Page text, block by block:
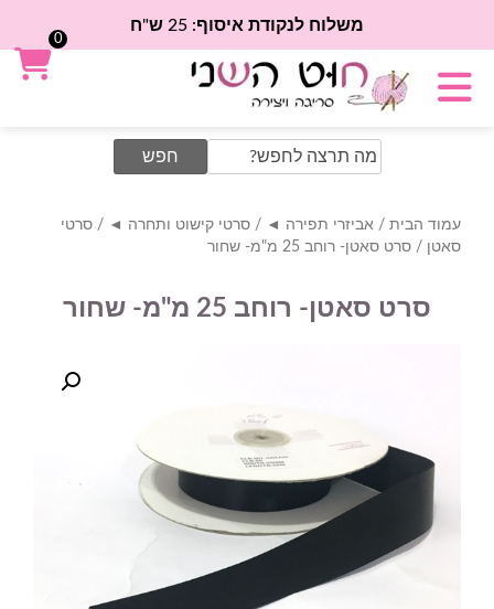
משלוח לנקודת איסוף: 25 ש"ח
Search
for:
עמוד הבית / אביזרי תפירה ◄ / סרטי קישוט ותחרה ◄ / סרטי
סאטן / סרט סאטן- רוחב 25 מ"מ- שחור
סרט סאטן- רוחב 25 מ"מ- שחור
0